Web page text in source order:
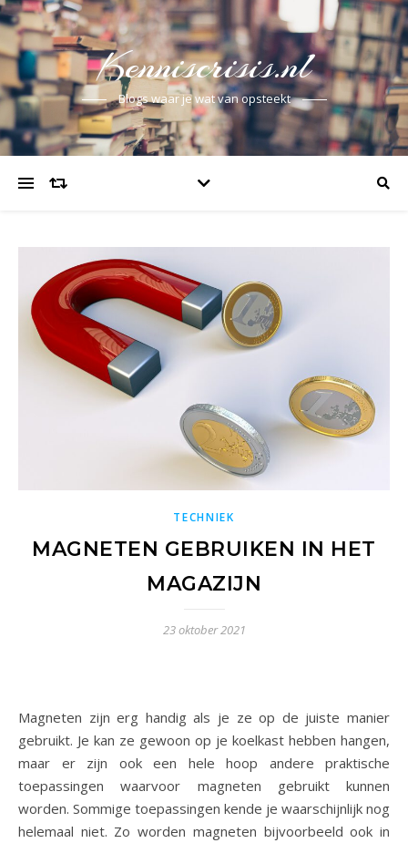
Kenniscrisis.nl
Blogs waar je wat van opsteekt
TECHNIEK
MAGNETEN GEBRUIKEN IN HET
MAGAZIJN
23 oktober 2021
Magneten zijn erg handig als je ze op de juiste manier
gebruikt. Je kan ze gewoon op je koelkast hebben hangen,
maar er zijn ook een hele hoop andere praktische
toepassingen waarvoor magneten gebruikt kunnen
worden. Sommige toepassingen kende je waarschijnlijk nog
helemaal niet. Zo worden magneten bijvoorbeeld ook in